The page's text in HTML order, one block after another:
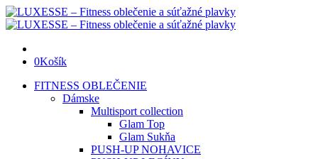
0Košík
FITNESS OBLEČENIE
Dámske
Multisport collection
Glam Top
Glam Sukňa
PUSH-UP NOHAVICE